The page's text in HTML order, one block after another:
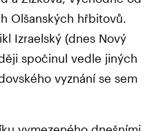
Olšanských hřbitovů.
Izraelský (dnes Nový
spočinul vedle jiných
vyznání se sem